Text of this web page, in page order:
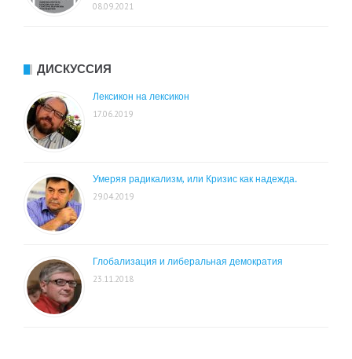
08.09.2021
ДИСКУССИЯ
Лексикон на лексикон
17.06.2019
Умеряя радикализм, или Кризис как надежда.
29.04.2019
Глобализация и либеральная демократия
23.11.2018